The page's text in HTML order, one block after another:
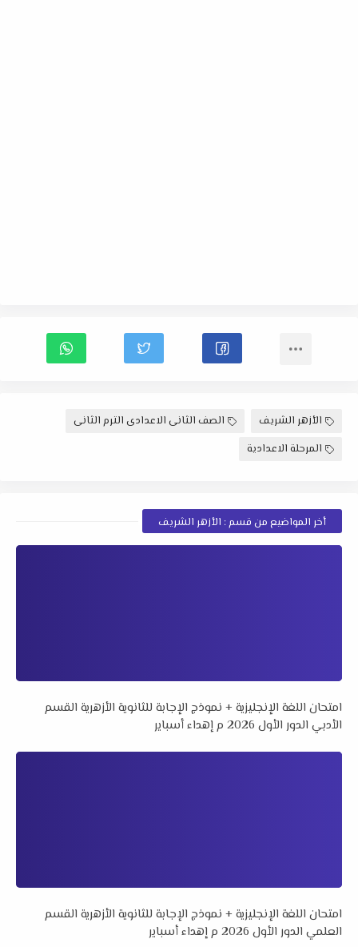
الأزهر الشريف
الصف الثانى الاعدادى الترم الثانى
المرحلة الاعدادية
أخر المواضيع من قسم : الأزهر الشريف
امتحان اللغة الإنجليزية + نموذج الإجابة للثانوية الأزهرية القسم
الأدبي الدور الأول 2026 م إهداء أسباير
امتحان اللغة الإنجليزية + نموذج الإجابة للثانوية الأزهرية القسم
العلمي الدور الأول 2026 م إهداء أسباير